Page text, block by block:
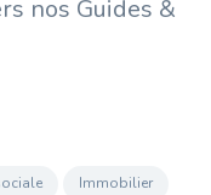
nos Guides &
Immobilier